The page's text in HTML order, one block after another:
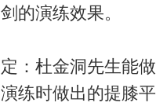
剑的演练效果。
定：杜金洞先生能
演练时做出的提膝